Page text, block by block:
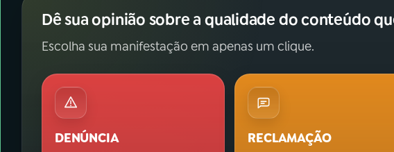
Dê sua opinião sobre a qualidade do conteúdo
Escolha sua manifestação em apenas um clique.
DENÚNCIA RECLAMAÇÃO